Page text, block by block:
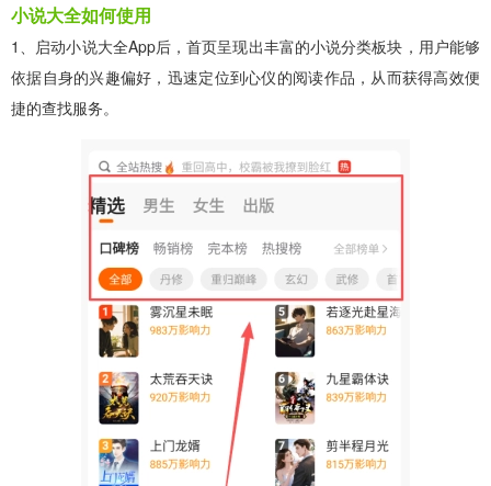
小说大全如何使用
1、启动小说大全App后，首页呈现出丰富的小说分类板块，用户能够
依据自身的兴趣偏好，迅速定位到心仪的阅读作品，从而获得高效便
捷的查找服务。